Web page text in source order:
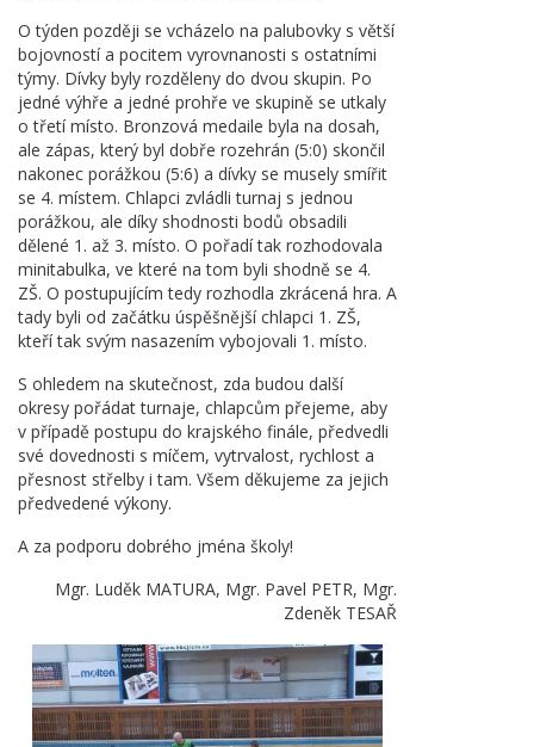
O týden později se vcházelo na palubovky s větší
bojovností a pocitem vyrovnanosti s ostatními
týmy. Dívky byly rozděleny do dvou skupin. Po
jedné výhře a jedné prohře ve skupině se utkaly
o třetí místo. Bronzová medaile byla na dosah,
ale zápas, který byl dobře rozehrán (5:0) skončil
nakonec porážkou (5:6) a dívky se musely smířit
se 4. místem. Chlapci zvládli turnaj s jednou
porážkou, ale díky shodnosti bodů obsadili
dělené 1. až 3. místo. O pořadí tak rozhodovala
minitabulka, ve které na tom byli shodně se 4.
ZŠ. O postupujícím tedy rozhodla zkrácená hra. A
tady byli od začátku úspěšnější chlapci 1. ZŠ,
kteří tak svým nasazením vybojovali 1. místo.
S ohledem na skutečnost, zda budou další
okresy pořádat turnaje, chlapcům přejeme, aby
v případě postupu do krajského finále, předvedli
své dovednosti s míčem, vytrvalost, rychlost a
přesnost střelby i tam. Všem děkujeme za jejich
předvedené výkony.
A za podporu dobrého jména školy!
Mgr. Luděk MATURA, Mgr. Pavel PETR, Mgr.
Zdeněk TESAŘ